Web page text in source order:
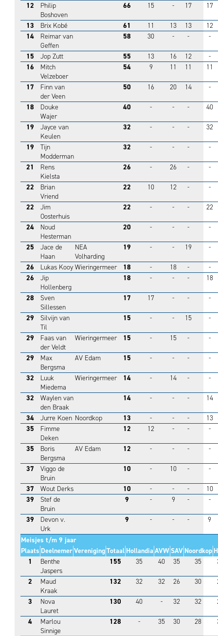
12
Philip
Boshoven
66 15 - 17 17
13 Brix Kobé 61 11 13 13
12
14
Reimar van
Geffen
58 30 - - -
15 Jop Zutt 55 13 16 12
-
16
Mitch
Velzeboer
54 9 11 11 11
17
Finn van
der Veen
50 16 20 14 -
18
Douke
Wajer
40 - - - 40
19
Jayce van
Keulen
32 - - - 32
19
Tijn
Modderman
32 - - - -
21
Rens
Kielsta
26 - 26 - -
22
Brian
Vriend
22 10 12 - -
22
Jim
Oosterhuis
22 - - - 22
24
Noud
Hesterman
20 - - - -
25
Jace de
Haan
NEA
Volharding
19 - - 19 -
26 Lukas Kooy Wieringermeer 18 - 18 -
-
26
Jip
Hollenberg
18 - - - 18
28
Sven
Sillessen
17 17 - - -
29
Silvijn van
Til
15 - - 15 -
29
Faas van
der Veldt
Wieringermeer 15 - 15 - -
29
Max
Bergsma
AV Edam 15 - - - -
32
Luuk
Miedema
Wieringermeer 14 - 14 - -
32
Waylen van
den Braak
14 - - - 14
34 Jurre Koen Noordkop 13 - - -
13
35
Fimme
Deken
12 12 - - -
35
Boris
Bergsma
AV Edam 12 - - - -
37
Viggo de
Bruin
10 - 10 - -
37 Wout Derks 10 - - -
10
39
Stef de
Bruin
9 - 9 - -
39
Devon v.
Urk
9 - - - 9
Meisjes t/m 9 jaar
Plaats DeelnemerVerenigingTotaal Hollandia AVWSAV Noordkop
1
Benthe
Jaspers
155 35 40 35 35
2
Maud
Kraak
132 32 32 26 30
3
Nova
Lauret
130 40 - 32 32
4
Marlou
Sinnige
128 - 35 30 28